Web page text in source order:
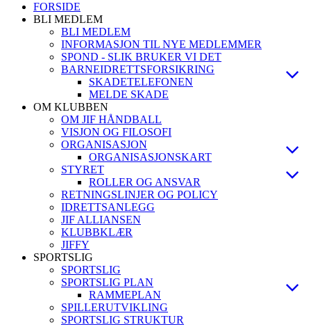
FORSIDE
BLI MEDLEM
BLI MEDLEM
INFORMASJON TIL NYE MEDLEMMER
SPOND - SLIK BRUKER VI DET
BARNEIDRETTSFORSIKRING
SKADETELEFONEN
MELDE SKADE
OM KLUBBEN
OM JIF HÅNDBALL
VISJON OG FILOSOFI
ORGANISASJON
ORGANISASJONSKART
STYRET
ROLLER OG ANSVAR
RETNINGSLINJER OG POLICY
IDRETTSANLEGG
JIF ALLIANSEN
KLUBBKLÆR
JIFFY
SPORTSLIG
SPORTSLIG
SPORTSLIG PLAN
RAMMEPLAN
SPILLERUTVIKLING
SPORTSLIG STRUKTUR